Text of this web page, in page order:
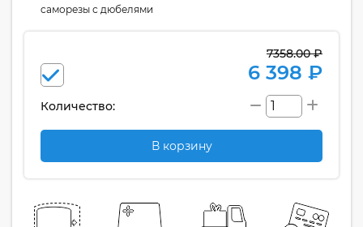
cаморезы с дюбелями
7358.00 ₽
6 398 ₽
Количество:
В корзину